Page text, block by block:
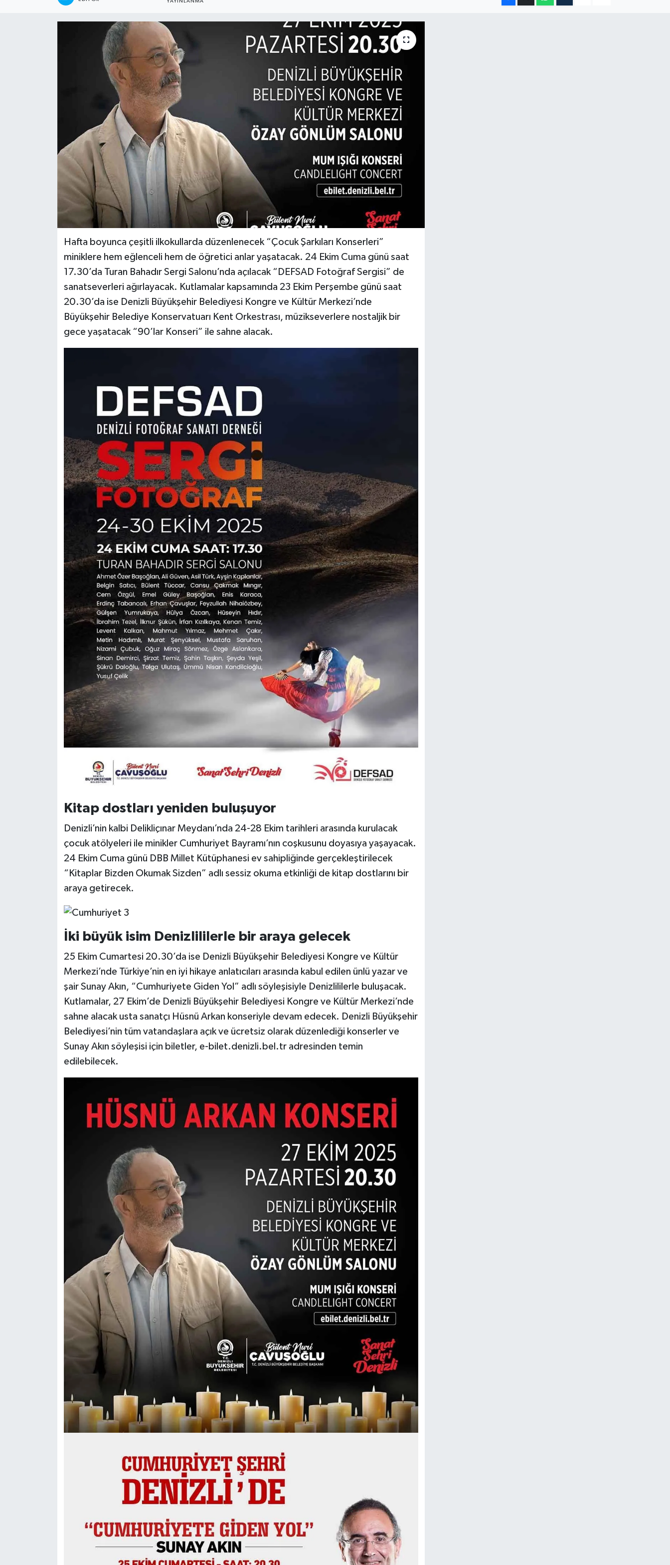
Hafta boyunca çeşitli ilkokullarda düzenlenecek “Çocuk Şarkıları Konserleri”
miniklere hem eğlenceli hem de öğretici anlar yaşatacak. 24 Ekim Cuma günü saat
17.30’da Turan Bahadır Sergi Salonu’nda açılacak “DEFSAD Fotoğraf Sergisi” de
sanatseverleri ağırlayacak. Kutlamalar kapsamında 23 Ekim Perşembe günü saat
20.30’da ise Denizli Büyükşehir Belediyesi Kongre ve Kültür Merkezi’nde
Büyükşehir Belediye Konservatuarı Kent Orkestrası, müzikseverlere nostaljik bir
gece yaşatacak “90’lar Konseri” ile sahne alacak.
Kitap dostları yeniden buluşuyor
Denizli’nin kalbi Delikliçınar Meydanı’nda 24-28 Ekim tarihleri arasında kurulacak
çocuk atölyeleri ile minikler Cumhuriyet Bayramı’nın coşkusunu doyasıya yaşayacak.
24 Ekim Cuma günü DBB Millet Kütüphanesi ev sahipliğinde gerçekleştirilecek
“Kitaplar Bizden Okumak Sizden” adlı sessiz okuma etkinliği de kitap dostlarını bir
araya getirecek.
İki büyük isim Denizlililerle bir araya gelecek
25 Ekim Cumartesi 20.30’da ise Denizli Büyükşehir Belediyesi Kongre ve Kültür
Merkezi’nde Türkiye’nin en iyi hikaye anlatıcıları arasında kabul edilen ünlü yazar ve
şair Sunay Akın, “Cumhuriyete Giden Yol” adlı söyleşisiyle Denizlililerle buluşacak.
Kutlamalar, 27 Ekim’de Denizli Büyükşehir Belediyesi Kongre ve Kültür Merkezi’nde
sahne alacak usta sanatçı Hüsnü Arkan konseriyle devam edecek. Denizli Büyükşehir
Belediyesi’nin tüm vatandaşlara açık ve ücretsiz olarak düzenlediği konserler ve
Sunay Akın söyleşisi için biletler, e-bilet.denizli.bel.tr adresinden temin
edilebilecek.